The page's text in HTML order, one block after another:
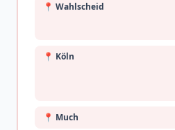
📍 Wahlscheid
📍 Köln
📍 Much